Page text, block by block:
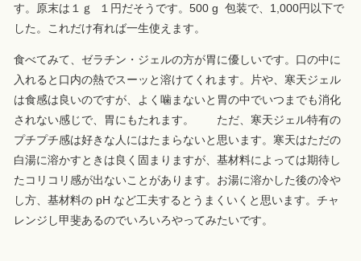
す。原末は１ｇ １円だそうです。500 g 包装で、1,000円以下で
した。これだけ有れば一生使えます。
食べてみて、ゼラチン・ジェルの方が胃に優しいです。口の中に
入れると口内の熱でスーッと溶けてくれます。片や、寒天ジェル
は食感は良いのですが、よく噛まないと胃の中でいつまでも消化
されない感じで、胃にもたれます。 ただ、寒天ジェル特有の
プチプチ感は好きな人にはたまらないと思います。寒天はただの
白湯に溶かすときは良く固まりますが、基材料によっては期待し
たコリコリ感が出ないことがあります。お湯に溶かした後の冷や
し方、基材料の pH など工夫するとうまくいくと思います。チャ
レンジし甲斐あるのでいろいろやってみたいです。